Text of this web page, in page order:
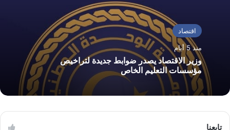
اقتصاد
منذ 5 أيام
وزير الاقتصاد يصدر ضوابط جديدة لتراخيص
مؤسسات التعليم الخاص
تابعنا